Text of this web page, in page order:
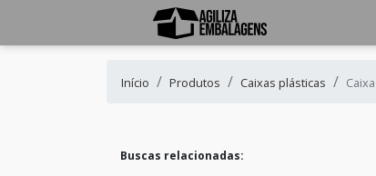
Início Produtos Caixas plásticas
Buscas relacionadas: